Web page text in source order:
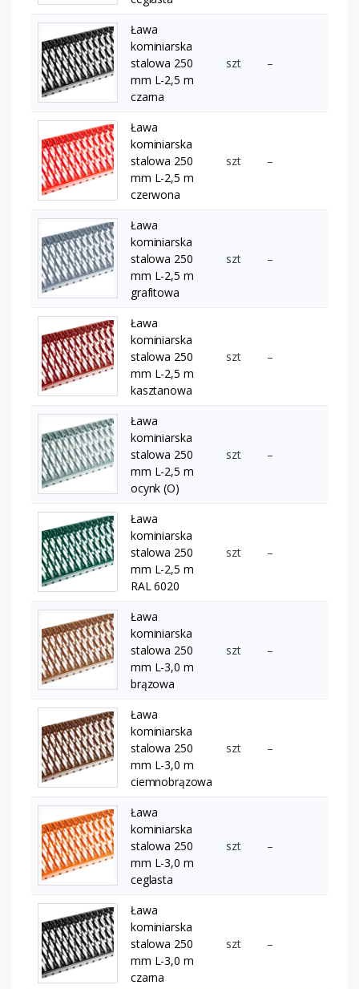
Ława
kominiarska
stalowa 250
mm L-2,5 m
czarna
szt –
Ława
kominiarska
stalowa 250
mm L-2,5 m
czerwona
szt –
Ława
kominiarska
stalowa 250
mm L-2,5 m
grafitowa
szt –
Ława
kominiarska
stalowa 250
mm L-2,5 m
kasztanowa
szt –
Ława
kominiarska
stalowa 250
mm L-2,5 m
ocynk (O)
szt –
Ława
kominiarska
stalowa 250
mm L-2,5 m
RAL 6020
szt –
Ława
kominiarska
stalowa 250
mm L-3,0 m
brązowa
szt –
Ława
kominiarska
stalowa 250
mm L-3,0 m
ciemnobrązowa
szt –
Ława
kominiarska
stalowa 250
mm L-3,0 m
ceglasta
szt –
Ława
kominiarska
stalowa 250
mm L-3,0 m
czarna
szt –